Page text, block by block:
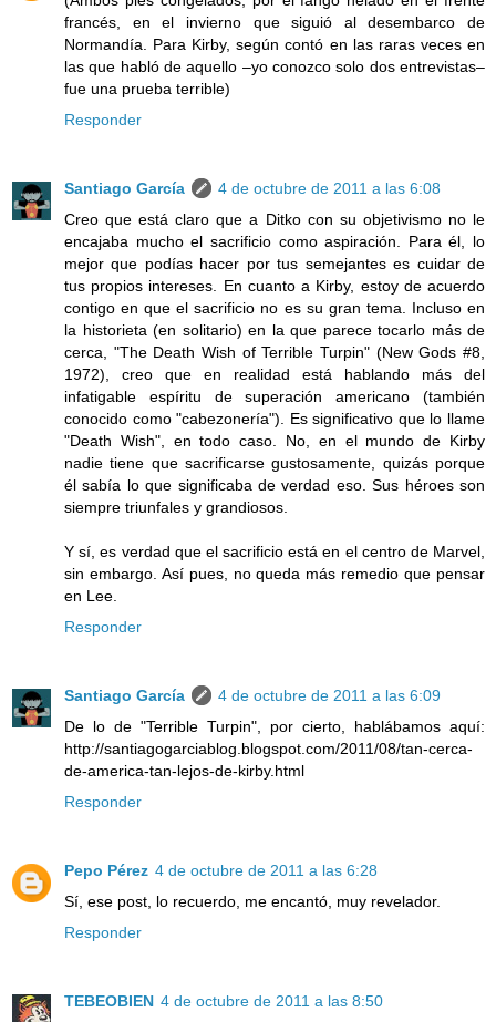
francés, en el invierno que siguió al desembarco de
Normandía. Para Kirby, según contó en las raras veces en
las que habló de aquello –yo conozco solo dos entrevistas–
fue una prueba terrible)
Responder
Santiago García
4 de octubre de 2011 a las 6:08
Creo que está claro que a Ditko con su objetivismo no le
encajaba mucho el sacrificio como aspiración. Para él, lo
mejor que podías hacer por tus semejantes es cuidar de
tus propios intereses. En cuanto a Kirby, estoy de acuerdo
contigo en que el sacrificio no es su gran tema. Incluso en
la historieta (en solitario) en la que parece tocarlo más de
cerca, "The Death Wish of Terrible Turpin" (New Gods #8,
1972), creo que en realidad está hablando más del
infatigable espíritu de superación americano (también
conocido como "cabezonería"). Es significativo que lo llame
"Death Wish", en todo caso. No, en el mundo de Kirby
nadie tiene que sacrificarse gustosamente, quizás porque
él sabía lo que significaba de verdad eso. Sus héroes son
siempre triunfales y grandiosos.
Y sí, es verdad que el sacrificio está en el centro de Marvel,
sin embargo. Así pues, no queda más remedio que pensar
en Lee.
Responder
Santiago García
4 de octubre de 2011 a las 6:09
De lo de "Terrible Turpin", por cierto, hablábamos aquí:
http://santiagogarciablog.blogspot.com/2011/08/tan-cerca-
de-america-tan-lejos-de-kirby.html
Responder
Pepo Pérez 4 de octubre de 2011 a las 6:28
Sí, ese post, lo recuerdo, me encantó, muy revelador.
Responder
TEBEOBIEN 4 de octubre de 2011 a las 8:50